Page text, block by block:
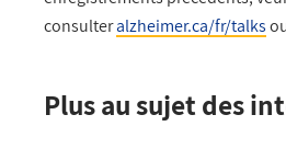
consulteralzheimer.ca/fr/talks
Plus au sujet des